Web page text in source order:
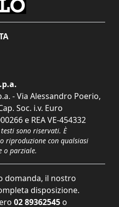
- Via Alessandro Poerio,
Soc. i.v. Euro
e REA VE-454332
sono riservati. È
riproduzione con qualsiasi
o parziale.
domanda, il nostro
disposizione.
02 89362545 o